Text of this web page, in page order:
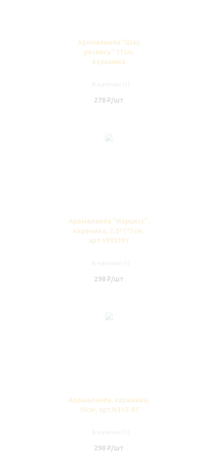
Аромалампа "Шар
роспись" 11см,
керамика
278₽/шт
Аромалампа "Нарцисс",
керамика, 7,5*7*7см,
арт.1935393
298₽/шт
Аромалампа, керамика,
10см, арт.N315-87
298₽/шт